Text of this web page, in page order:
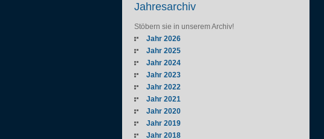
Jahresarchiv
Stöbern sie in unserem Archiv!
Jahr 2026
Jahr 2025
Jahr 2024
Jahr 2023
Jahr 2022
Jahr 2021
Jahr 2020
Jahr 2019
Jahr 2018